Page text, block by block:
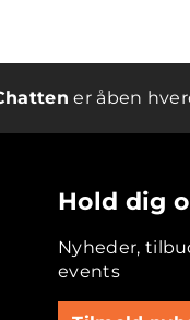
er åben
Hold dig
Nyheder,
events